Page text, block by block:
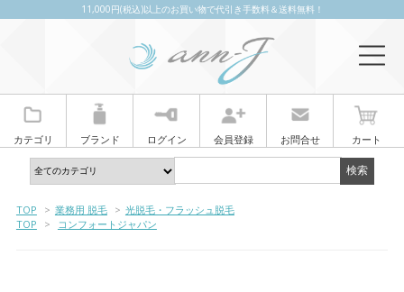
11,000円(税込)以上のお買い物で代引き手数料＆送料無料！
カテゴリ ブランド ログイン 会員登録 お問合せ カート
TOP > 業務用 脱毛 > 光脱毛・フラッシュ脱毛
TOP
> コンフォートジャパン